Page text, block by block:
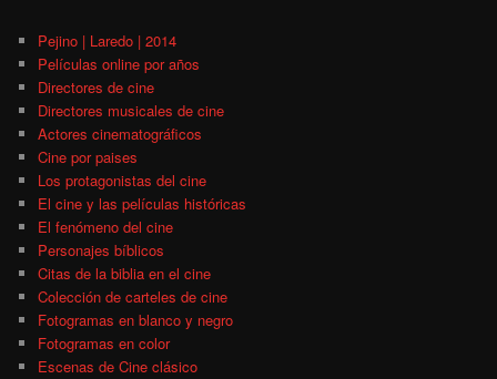
Pejino | Laredo | 2014
Películas online por años
Directores de cine
Directores musicales de cine
Actores cinematográficos
Cine por paises
Los protagonistas del cine
El cine y las películas históricas
El fenómeno del cine
Personajes bíblicos
Citas de la biblia en el cine
Colección de carteles de cine
Fotogramas en blanco y negro
Fotogramas en color
Escenas de Cine clásico